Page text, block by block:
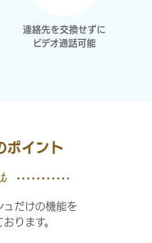
連絡先を交換せずに
ビデオ通話可能
ポイント
だけの機能を
ります。